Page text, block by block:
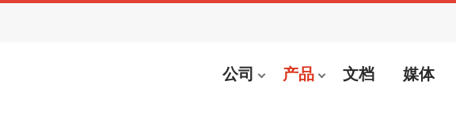
公司 产品 文档 媒体